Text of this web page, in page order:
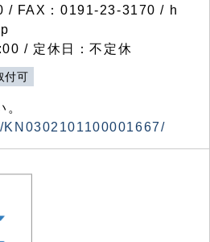
/ FAX：0191-23-3170 / h
/ 定休日：不定休
付可